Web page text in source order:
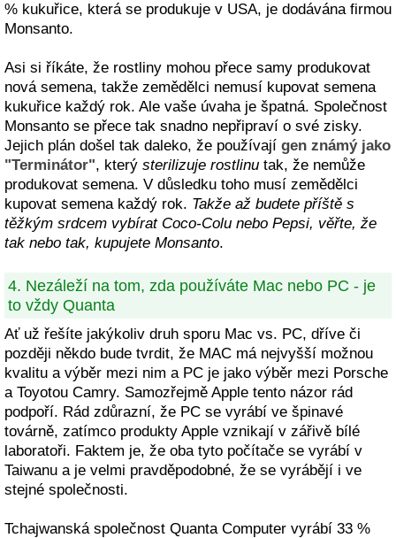
% kukuřice, která se produkuje v USA, je dodávána firmou
Monsanto.
Asi si říkáte, že rostliny mohou přece samy produkovat
nová semena, takže zemědělci nemusí kupovat semena
kukuřice každý rok. Ale vaše úvaha je špatná. Společnost
Monsanto se přece tak snadno nepřipraví o své zisky.
Jejich plán došel tak daleko, že používají gen známý jako
"Terminátor", který sterilizuje rostlinu tak, že nemůže
produkovat semena. V důsledku toho musí zemědělci
kupovat semena každý rok. Takže až budete příště s
těžkým srdcem vybírat Coco-Colu nebo Pepsi, věřte, že
tak nebo tak, kupujete Monsanto.
4. Nezáleží na tom, zda používáte Mac nebo PC - je
to vždy Quanta
Ať už řešíte jakýkoliv druh sporu Mac vs. PC, dříve či
později někdo bude tvrdit, že MAC má nejvyšší možnou
kvalitu a výběr mezi nim a PC je jako výběr mezi Porsche
a Toyotou Camry. Samozřejmě Apple tento názor rád
podpoří. Rád zdůrazní, že PC se vyrábí ve špinavé
továrně, zatímco produkty Apple vznikají v zářivě bílé
laboratoři. Faktem je, že oba tyto počítače se vyrábí v
Taiwanu a je velmi pravděpodobné, že se vyrábějí i ve
stejné společnosti.
Tchajwanská společnost Quanta Computer vyrábí 33 %